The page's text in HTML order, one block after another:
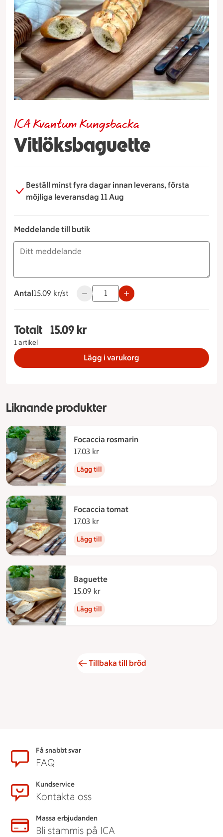
Vitlöksbaguette
ICA Kvantum Kungsbacka
Beställ minst fyra dagar innan leverans, första
möjliga leveransdag 11 Aug
Meddelande till butik
Antal
15.09 kronor styck
15.09 kr/st Använd knapparna för att minska eller
Totalt
1 artikel
Totalt 1 stycken Vitlöksbaguette, 15.09 kronor
15.09 kr
Lägg i varukorg
Liknande produkter
Focaccia rosmarin
17.03 kr
Lägg till
Focaccia tomat
17.03 kr
Lägg till
Baguette
15.09 kr
Lägg till
Tillbaka till bröd
SidfotFå snabbt svar
FAQ
Kundservice
Kontakta oss
Massa erbjudanden
Bli stammis på ICA